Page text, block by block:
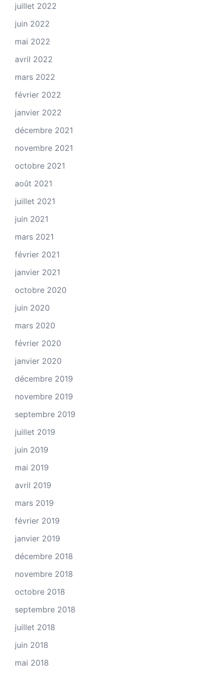
juillet 2022
juin 2022
mai 2022
avril 2022
mars 2022
février 2022
janvier 2022
décembre 2021
novembre 2021
octobre 2021
août 2021
juillet 2021
juin 2021
mars 2021
février 2021
janvier 2021
octobre 2020
juin 2020
mars 2020
février 2020
janvier 2020
décembre 2019
novembre 2019
septembre 2019
juillet 2019
juin 2019
mai 2019
avril 2019
mars 2019
février 2019
janvier 2019
décembre 2018
novembre 2018
octobre 2018
septembre 2018
juillet 2018
juin 2018
mai 2018